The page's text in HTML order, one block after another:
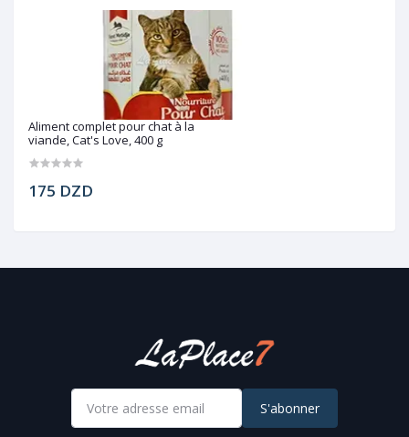
Aliment complet pour chat à la
viande, Cat's Love, 400 g
175 DZD
S'abonner